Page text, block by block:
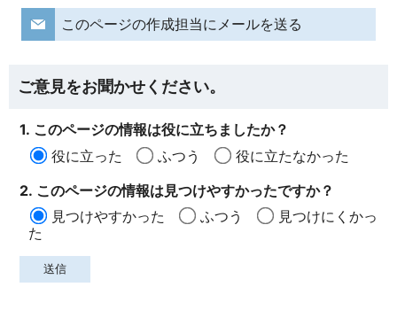
このページの作成担当にメールを送る
ご意見をお聞かせください。
1. このページの情報は役に立ちましたか？
役に立った
ふつう
役に立たなかった
2. このページの情報は見つけやすかったですか？
見つけやすかった
ふつう
見つけにくかっ
た